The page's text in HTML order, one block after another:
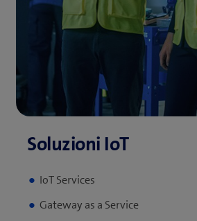
IoT Services
Gateway as a Service